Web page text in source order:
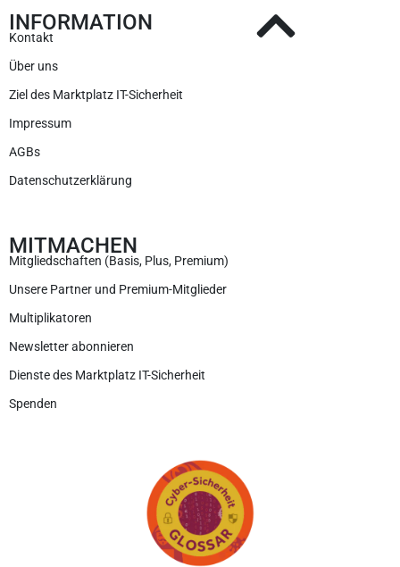
INFORMATION
Kontakt
Über uns
Ziel des Marktplatz IT-Sicherheit
Impressum
AGBs
Datenschutzerklärung
MITMACHEN
Mitgliedschaften (Basis, Plus, Premium)
Unsere Partner und Premium-Mitglieder
Multiplikatoren
Newsletter abonnieren
Dienste des Marktplatz IT-Sicherheit
Spenden